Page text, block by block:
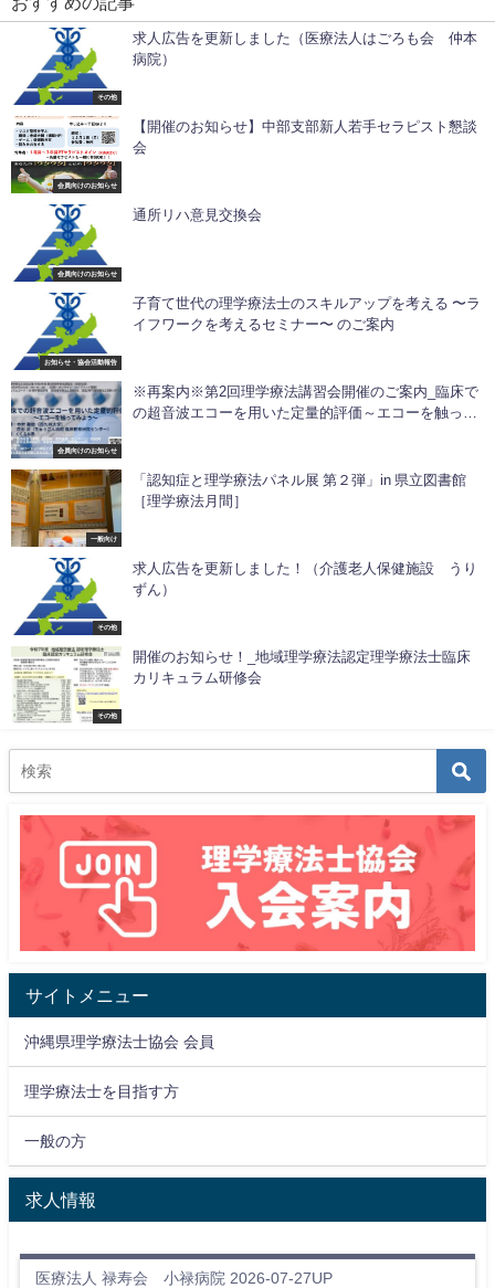
その他
求人広告を更新しました（医療法人はごろも会 仲本
病院）
会員向けのお知らせ
【開催のお知らせ】中部支部新人若手セラピスト懇談
会
会員向けのお知らせ
通所リハ意見交換会
お知らせ・協会活動報告
子育て世代の理学療法士のスキルアップを考える 〜ラ
イフワークを考えるセミナー〜 のご案内
会員向けのお知らせ
※再案内※第2回理学療法講習会開催のご案内_臨床で
の超音波エコーを用いた定量的評価～エコーを触って
一般向け
「認知症と理学療法パネル展 第２弾」in 県立図書館
［理学療法月間］
その他
求人広告を更新しました！（介護老人保健施設 うり
ずん）
その他
開催のお知らせ！_地域理学療法認定理学療法士臨床
カリキュラム研修会
サイトメニュー
沖縄県理学療法士協会 会員
理学療法士を目指す方
一般の方
求人情報
医療法人 禄寿会 小禄病院 2026-07-27UP